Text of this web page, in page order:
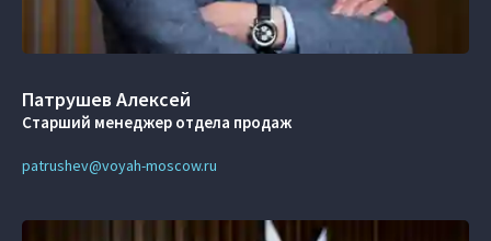
Патрушев Алексей
Старший менеджер отдела продаж
patrushev@voyah-moscow.ru